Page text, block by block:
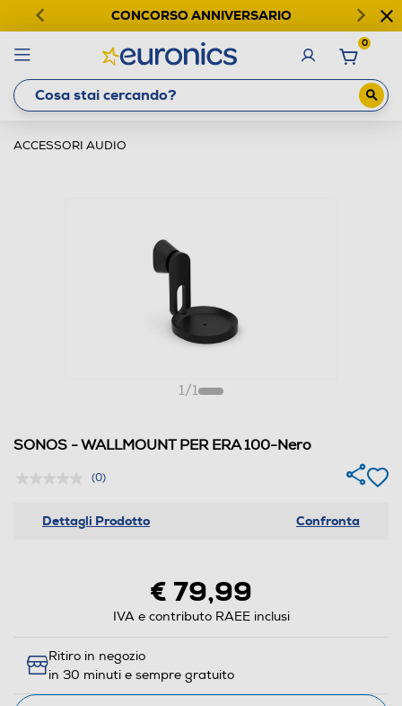
CONCORSO ANNIVERSARIO
0
ACCESSORI AUDIO
1/1
SONOS - WALLMOUNT PER ERA 100-Nero
(0)
Dettagli Prodotto Confronta
€ 79,99
IVA e contributo RAEE inclusi
Ritiro in negozio
in 30 minuti e sempre gratuito